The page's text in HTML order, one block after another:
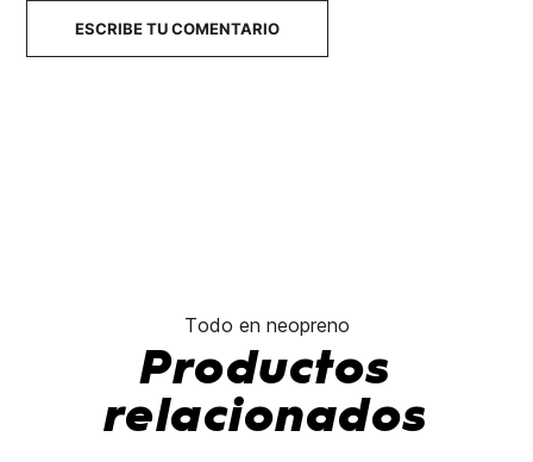
ESCRIBE TU COMENTARIO
Todo en neopreno
Productos
relacionados